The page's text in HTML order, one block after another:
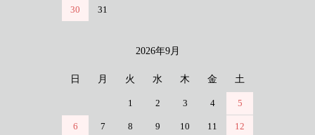
30 31
2026年9月
日 月 火 水 木 金 土
1 2 3 4 5
6 7 8 9 10 11 12